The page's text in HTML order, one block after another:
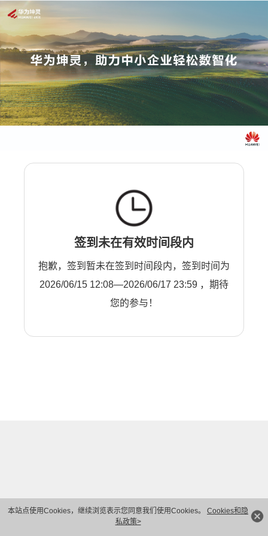
本站点使用Cookies，继续浏览表示您同意我们使用Cookies。 Cookies和隐
私政策>
签到未在有效时间段内
抱歉，签到暂未在签到时间段内，签到时间为
2026/06/15 12:08—2026/06/17 23:59 ，期待
您的参与！